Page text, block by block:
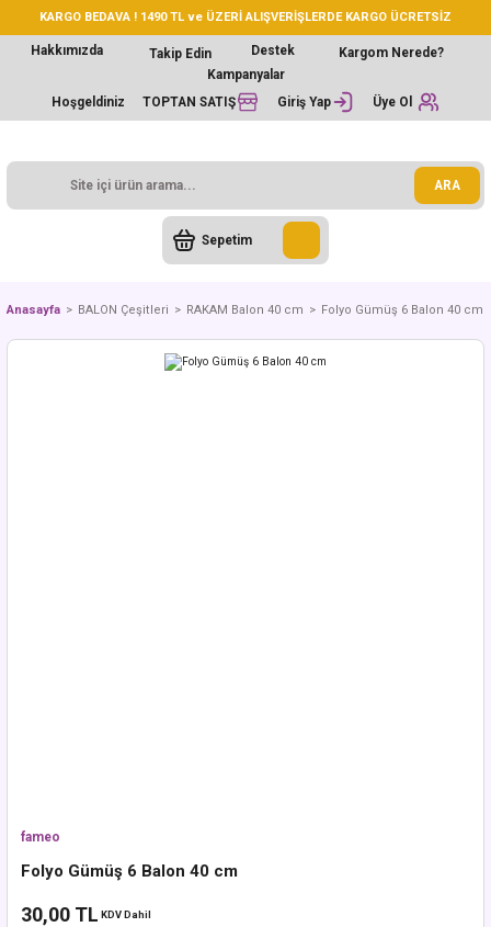
KARGO BEDAVA ! 1490 TL ve ÜZERİ ALIŞVERİŞLERDE KARGO ÜCRETSİZ
Hakkımızda Takip Edin Destek
Kargom Nerede?
Kampanyalar
Hoşgeldiniz
TOPTAN SATIŞ Giriş Yap Üye Ol
ARA
Sepetim
Anasayfa BALON Çeşitleri RAKAM Balon 40 cm Folyo Gümüş 6 Balon 40 cm
fameo
Folyo Gümüş 6 Balon 40 cm
30,00 TL KDV Dahil